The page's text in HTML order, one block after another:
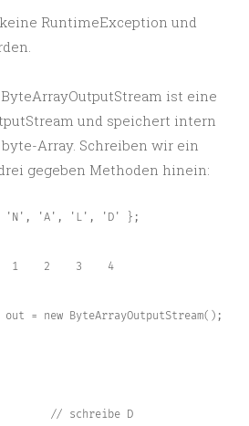
RuntimeException und
ist eine
und speichert intern
Array. Schreiben wir ein
gegeben Methoden hinein:
'N', 'A', 'L', 'D' };
1    2    3    4
out = new ByteArrayOutputStream();
// schreibe D